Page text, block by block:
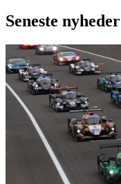
Seneste nyheder